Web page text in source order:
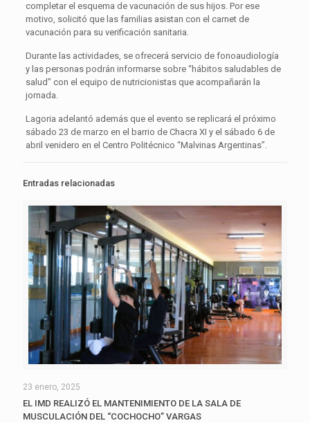
completar el esquema de vacunación de sus hijos. Por ese
motivo, solicitó que las familias asistan con el carnet de
vacunación para su verificación sanitaria.
Durante las actividades, se ofrecerá servicio de fonoaudiología
y las personas podrán informarse sobre “hábitos saludables de
salud” con el equipo de nutricionistas que acompañarán la
jornada.
Lagoria adelantó además que el evento se replicará el próximo
sábado 23 de marzo en el barrio de Chacra XI y el sábado 6 de
abril venidero en el Centro Politécnico “Malvinas Argentinas”.
Entradas relacionadas
23 enero, 2025
EL IMD REALIZÓ EL MANTENIMIENTO DE LA SALA DE
MUSCULACIÓN DEL “COCHOCHO” VARGAS